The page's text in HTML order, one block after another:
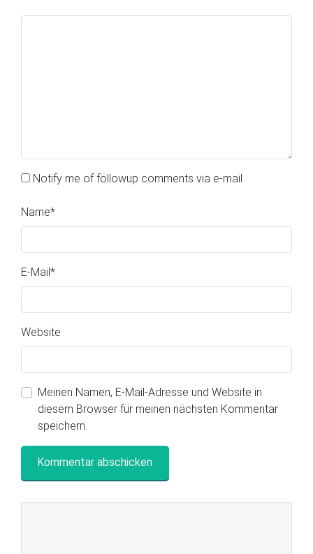
Notify me of followup comments via e-mail
Name*
E-Mail *
Website
Meinen Namen, E-Mail-Adresse und Website in
diesem Browser für meinen nächsten Kommentar
speichern.